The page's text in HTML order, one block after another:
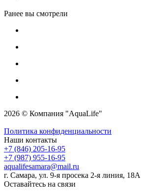
Ранее вы смотрели
2026 © Компания "AquaLife"
Политика конфиденциальности
Наши контакты
+7 (846) 205-16-95
+7 (987) 955-16-95
aqualifesamara@mail.ru
г. Самара, ул. 9-я просека 2-я линия, 18А
Оставайтесь на связи